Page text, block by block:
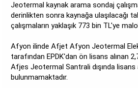
Jeotermal kaynak arama sondaj
derinlikten sonra kaynağa ulaşılacağı
çalışmaların yaklaşık 773 bin TL'ye
Afyon ilinde Afjet Afyon Jeotermal
tarafından EPDK'dan ön lisans alınan
Afjes Jeotermal Santrali dışında lisans
bulunmamaktadır.